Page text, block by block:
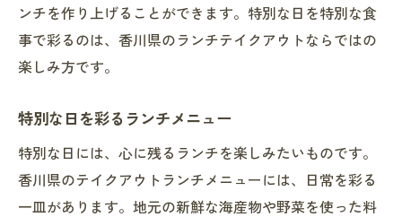
ンチを作り上げることができます。特別な日を特別な食
事で彩るのは、香川県のランチテイクアウトならではの
楽しみ方です。
特別な日を彩るランチメニュー
特別な日には、心に残るランチを楽しみたいものです。
香川県のテイクアウトランチメニューには、日常を彩る
一皿があります。地元の新鮮な海産物や野菜を使った料